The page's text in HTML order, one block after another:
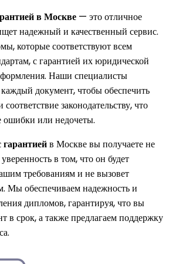
в Москве — это отличное
надежный и качественный сервис.
которые соответствуют всем
с гарантией их юридической
Наши специалисты
документ, чтобы обеспечить
законодательству, что
или недочеты.
гарантиейв Москве вы получаете не
в том, что он будет
требованиям и не вызовет
Мы обеспечиваем надежность и
дипломов, гарантируя, что вы
в срок, а также предлагаем поддержку